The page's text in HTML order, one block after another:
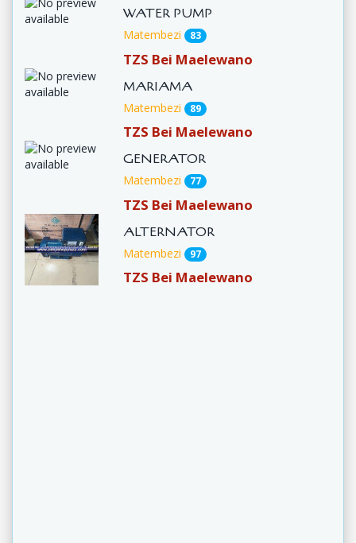
WATER PUMP
Matembezi 83
TZS Bei Maelewano
MARIAMA
Matembezi 89
TZS Bei Maelewano
GENERATOR
Matembezi 77
TZS Bei Maelewano
ALTERNATOR
Matembezi 97
TZS Bei Maelewano